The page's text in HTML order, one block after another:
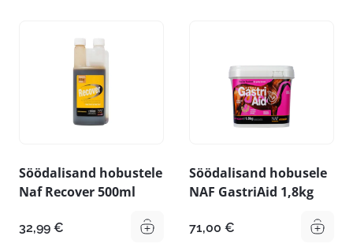
Söödalisand hobustele
Naf Recover 500ml
32,99 €
Söödalisand hobusele
NAF GastriAid 1,8kg
71,00 €